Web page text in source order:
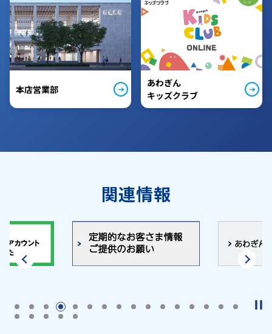
本店営業部
あわぎん
キッズクラブ
関連情報